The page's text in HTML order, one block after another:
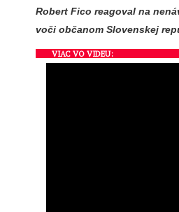
Robert Fico reagoval na
voči občanom Slovenskej
VIAC VO VIDEU: